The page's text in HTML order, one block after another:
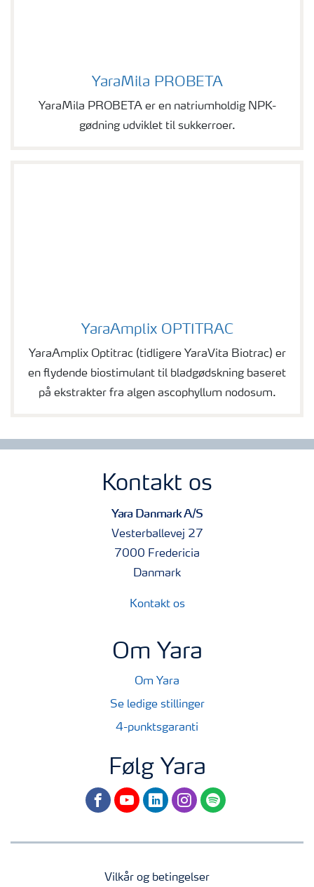
YaraMila PROBETA
YaraMila PROBETA er en natriumholdig NPK-
gødning udviklet til sukkerroer.
YaraAmplix OPTITRAC
YaraAmplix Optitrac (tidligere YaraVita Biotrac) er
en flydende biostimulant til bladgødskning baseret
på ekstrakter fra algen ascophyllum nodosum.
Kontakt os
Yara Danmark A/S
Vesterballevej 27
7000 Fredericia
Danmark
Kontakt os
Om Yara
Om Yara
Se ledige stillinger
4-punktsgaranti
Følg Yara
facebookyoutubelinkedininstagram
spotify
Vilkår og betingelser